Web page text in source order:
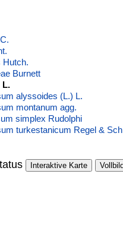
Hutch.
Burnett
L.
alyssoides (L.) L.
montanum agg.
simplex Rudolphi
turkestanicum Regel &
Interaktive Karte